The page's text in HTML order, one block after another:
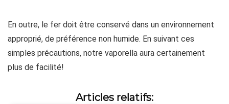
En outre, le fer doit être conservé dans un environnement
approprié, de préférence non humide. En suivant ces
simples précautions, notre vaporella aura certainement
plus de facilité!
Articles relatifs: